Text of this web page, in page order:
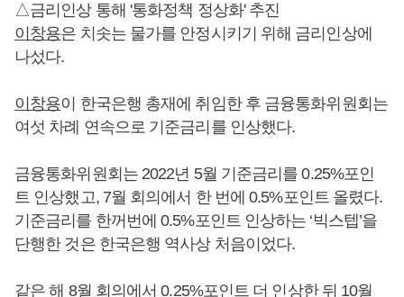
△금리인상 통해 '통화정책 정상화' 추진
이창용은 치솟는 물가를 안정시키기 위해 금리인상에
나섰다.
이창용이 한국은행 총재에 취임한 후 금융통화위원회는
여섯 차례 연속으로 기준금리를 인상했다.
금융통화위원회는 2022년 5월 기준금리를 0.25%포인
트 인상했고, 7월 회의에서 한 번에 0.5%포인트 올렸다.
기준금리를 한꺼번에 0.5%포인트 인상하는 ‘빅스텝’을
단행한 것은 한국은행 역사상 처음이었다.
같은 해 8월 회의에서 0.25%포인트 더 인상한 뒤 10월